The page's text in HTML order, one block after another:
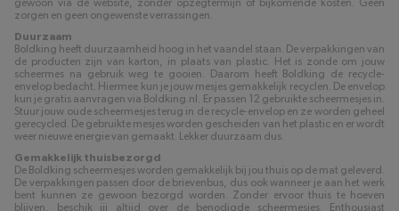
gewoon via de website, zonder opzegtermijn of bijkomende kosten. Geen
zorgen en geen ongewenste verrassingen.
Duurzaam
Boldking heeft duurzaamheid hoog in het vaandel staan. De verpakkingen van
de producten zijn van karton, in plaats van plastic. Het is zonde om jouw
scheermes na gebruik weg te gooien. Daarom heeft Boldking de recycle-
envelop bedacht. Hiermee kun je jouw mesjes gemakkelijk recyclen. De envelop
kun je gratis aanvragen via Boldking.nl. Er passen 12 gebruikte scheermesjes in.
Stuur jouw oude scheermesjes terug in de recycle-envelop en ze worden geheel
gerecycled. De gebruikte mesjes worden gescheiden van het plastic en er wordt
weer nieuwe energie van gemaakt. Lekker duurzaam dus.
Gemakkelijk thuisbezorgd
De Boldking scheermesjes worden gemakkelijk bij jou thuis op de mat geleverd.
De verpakkingen passen door de brievenbus, dus ook wanneer je aan het werk
bent kunnen ze gewoon bezorgd worden. Zonder ervoor thuis te hoeven
blijven, beschik jij altijd over de benodigde scheermesjes. Enthousiast